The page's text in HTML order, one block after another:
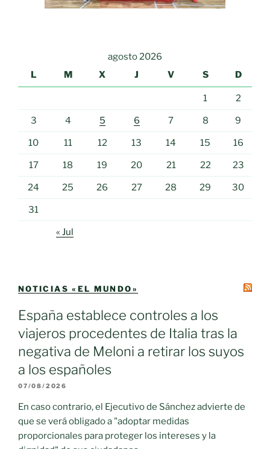
agosto 2026
L
M X J V S D
1 2
3 4 5 6 7 8 9
10 11 12 13 14 15 16
17 18 19 20 21 22 23
24 25 26 27 28 29 30
31
« Jul
NOTICIAS «EL MUNDO»
España establece controles a los
viajeros procedentes de Italia tras la
negativa de Meloni a retirar los suyos
a los españoles
07/08/2026
En caso contrario, el Ejecutivo de Sánchez advierte de
que se verá obligado a "adoptar medidas
proporcionales para proteger los intereses y la